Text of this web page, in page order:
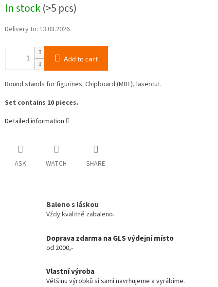
price:
In stock(>5 pcs)
Delivery to: 13.08.2026
Add to cart
Round stands for figurines. Chipboard (MDF), lasercut.
Set contains 10 pieces.
Detailed information
ASK WATCH SHARE
Baleno s láskou
Vždy kvalitně zabaleno.
Doprava zdarma na GLS výdejní místo
od 2000,-
Vlastní výroba
Většinu výrobků si sami navrhujeme a vyrábíme.